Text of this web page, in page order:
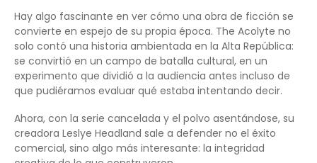
Hay algo fascinante en ver cómo una obra de ficción se
convierte en espejo de su propia época. The Acolyte no
solo contó una historia ambientada en la Alta República:
se convirtió en un campo de batalla cultural, en un
experimento que dividió a la audiencia antes incluso de
que pudiéramos evaluar qué estaba intentando decir.
Ahora, con la serie cancelada y el polvo asentándose, su
creadora Leslye Headland sale a defender no el éxito
comercial, sino algo más interesante: la integridad